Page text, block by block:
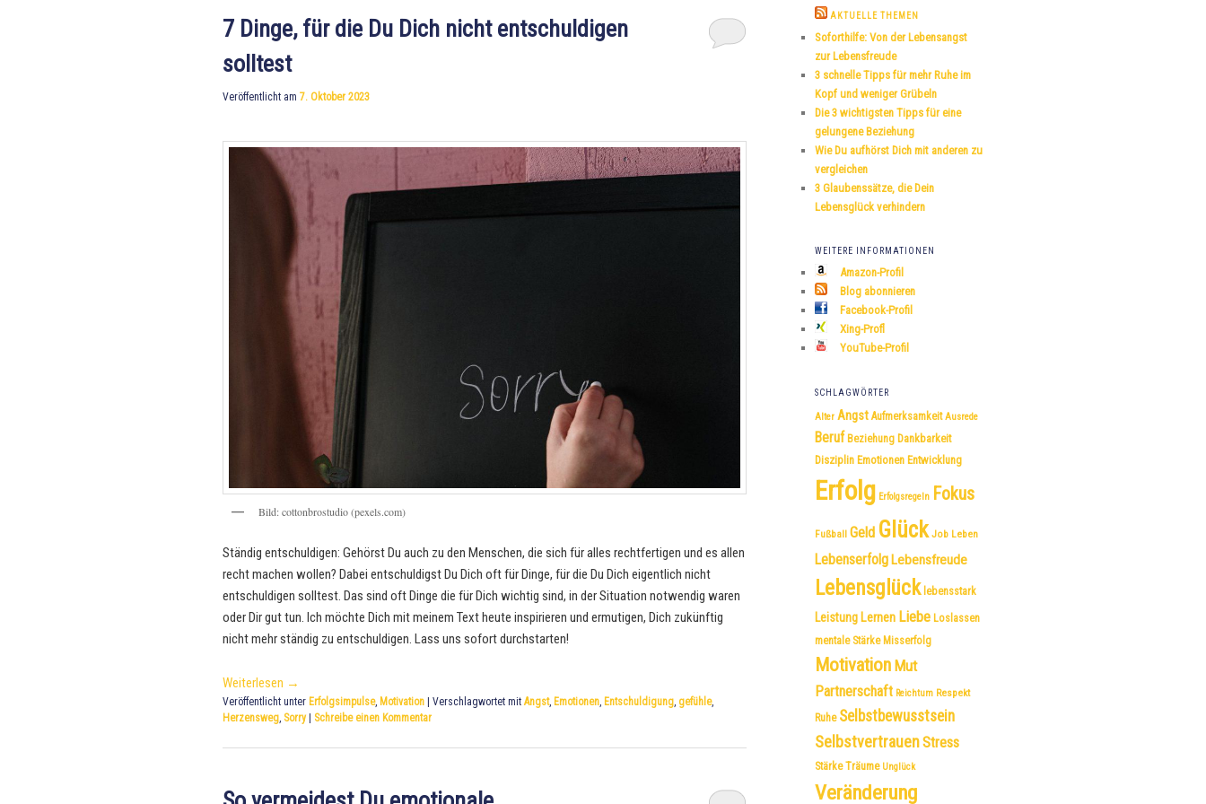
7 Dinge, für die Du Dich nicht entschuldigen
solltest
Veröffentlicht am 7. Oktober 2023
Bild: cottonbrostudio (pexels.com)
Ständig entschuldigen: Gehörst Du auch zu den Menschen, die sich für alles rechtfertigen und es allen
recht machen wollen? Dabei entschuldigst Du Dich oft für Dinge, für die Du Dich eigentlich nicht
entschuldigen solltest. Das sind oft Dinge die für Dich wichtig sind, in der Situation notwendig waren
oder Dir gut tun. Ich möchte Dich mit meinem Text heute inspirieren und ermutigen, Dich zukünftig
nicht mehr ständig zu entschuldigen. Lass uns sofort durchstarten!
Weiterlesen →
Veröffentlicht unter Erfolgsimpulse, Motivation | Verschlagwortet mit Angst, Emotionen Entschuldigung gefühle,
Herzensweg Sorry | Schreibe einen Kommentar
h
n
AKTUELLE THEMEN
Soforthilfe: Von der Lebensangst
zur Lebensfreude
3 schnelle Tipps für mehr Ruhe im
Kopf und weniger Grübeln
Die 3 wichtigsten Tipps für eine
gelungene Beziehung
Wie Du aufhörst Dich mit anderen zu
vergleichen
3 Glaubenssätze, die Dein
Lebensglück verhindern
WEITERE INFORMATIONEN
Amazon-Profil
Blog abonnieren
Facebook-Profil
Xing-Profl
YouTube-Profil
SCHLAGWÖRTER
Alter Angst Aufmerksamkeit Ausrede
Beruf Beziehung Dankbarkeit
Disziplin Emotionen Entwicklung
Erfolg Erfolgsregeln Fokus
Fußball Geld Glück Job Leben
Lebenserfolg Lebensfreude
Lebensglück lebensstark
Leistung Lernen Liebe Loslassen
mentale Stärke Misserfolg
Motivation Mut
Partnerschaft Reichtum Respekt
Ruhe Selbstbewusstsein
SelbstvertrauenStress
Stärke Träume Unglück
Veränderung